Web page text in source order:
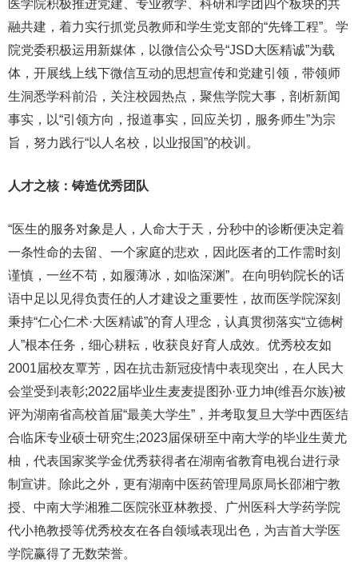
医学院积极推进党建、专业教学、科研和学团四个板块的共
融共建，着力实行抓党员教师和学生党支部的“先锋工程”。学
院党委积极运用新媒体，以微信公众号“JSD大医精诚”为载
体，开展线上线下微信互动的思想宣传和党建引领，带领师
生洞悉学科前沿，关注校园热点，聚焦学院大事，剖析新闻
事实，以“引领方向，报道事实，回应关切，服务师生”为宗
旨，努力践行“以人名校，以业报国”的校训。
人才之核：铸造优秀团队
“医生的服务对象是人，人命大于天，分秒中的诊断便决定着
一条性命的去留、一个家庭的悲欢，因此医者的工作需时刻
谨慎，一丝不苟，如履薄冰，如临深渊”。在向明钧院长的话
语中足以见得负责任的人才建设之重要性，故而医学院深刻
秉持“仁心仁术·大医精诚”的育人理念，认真贯彻落实“立德树
人”根本任务，细心耕耘，收获良好育人成效。优秀校友如
2001届校友覃芳，因在抗击新冠疫情中表现突出，在人民大
会堂受到表彰;2022届毕业生麦麦提图孙·亚力坤(维吾尔族)被
评为湖南省高校首届“最美大学生”，并考取复旦大学中西医结
合临床专业硕士研究生;2023届保研至中南大学的毕业生黄尤
柚，代表国家奖学金优秀获得者在湖南省教育电视台进行录
制宣讲。除此之外，更有湖南中医药管理局原局长邵湘宁教
授、中南大学湘雅二医院张亚林教授、广州医科大学药学院
代小艳教授等优秀校友在各自领域表现出色，为吉首大学医
学院赢得了无数荣誉。